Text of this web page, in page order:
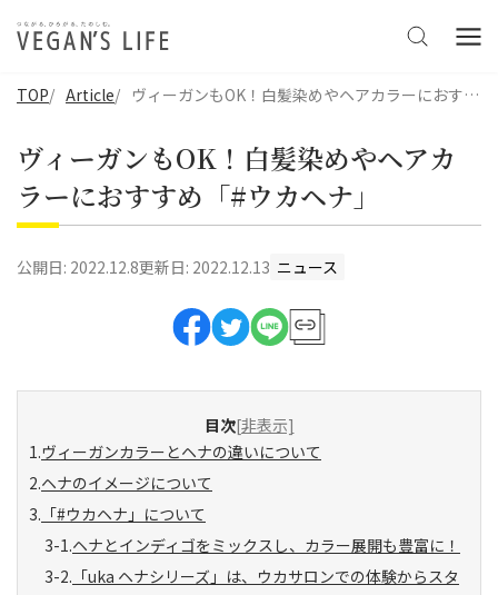
TOP Article ヴィーガンもOK！白髪染めやヘアカラーにおすすめ「#ウカヘナ」
ヴィーガンもOK！白髪染めやヘアカ
ラーにおすすめ「#ウカヘナ」
公開日: 2022.12.8更新日: 2022.12.13 ニュース
目次[非表示]
ヴィーガンカラーとヘナの違いについて
ヘナのイメージについて
「#ウカヘナ」について
ヘナとインディゴをミックスし、カラー展開も豊富に！
「uka ヘナシリーズ」は、ウカサロンでの体験からスタ